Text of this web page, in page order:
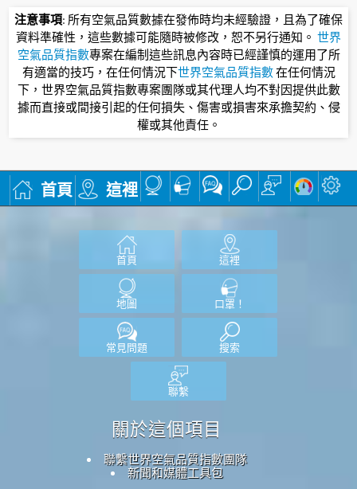
注意事項: 所有空氣品質數據在發佈時均未經驗證，且為了確保
資料準確性，這些數據可能隨時被修改，恕不另行通知。 世界
空氣品質指數專案在編制這些訊息內容時已經謹慎的運用了所
有適當的技巧，在任何情況下世界空氣品質指數在任何情況
下，世界空氣品質指數專案團隊或其代理人均不對因提供此數
據而直接或間接引起的任何損失、傷害或損害來承擔契約、侵
權或其他責任。
首頁 這裡
首頁 這裡
地圖 口罩！
常見問題 搜索
聯繫
關於這個項目
聯繫世界空氣品質指數團隊
新聞和媒體工具包